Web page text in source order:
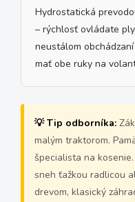
Hydrostatická
– rýchlosť ovládate
neustálom
mať obe ruky na
💡 Tip odborníka:
malým traktorom.
špecialista na
sneh ťažkou radlicou
drevom, klasický